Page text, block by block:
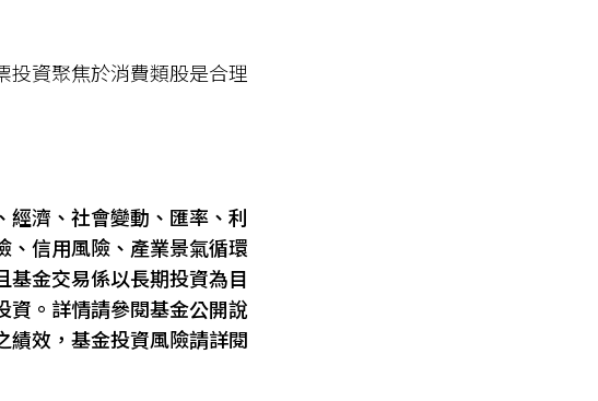
投資聚焦於消費類股是合理
經濟、社會變動、匯率、利
、信用風險、產業景氣循環
基金交易係以長期投資為目
資。詳情請參閱基金公開說
績效，基金投資風險請詳閱